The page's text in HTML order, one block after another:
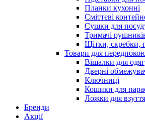
Планки кухонні
Сміттєві
Сушки для
Тримачі
Щітки, скребки,
Товари для
Вішалки для
Дверні
Ключниці
Кошики для
Ложки для взуття
Бренди
Акції